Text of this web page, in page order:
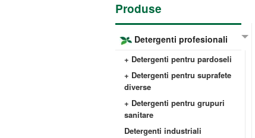
Produse
Detergenti profesionali
+ Detergenti pentru pardoseli
+ Detergenti pentru suprafete
diverse
+ Detergenti pentru grupuri
sanitare
Detergenti industriali